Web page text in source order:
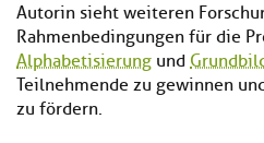
Autorin sieht weiteren
Rahmenbedingungen für die
Alphabetisierung und
Teilnehmende zu gewinnen
zu fördern.